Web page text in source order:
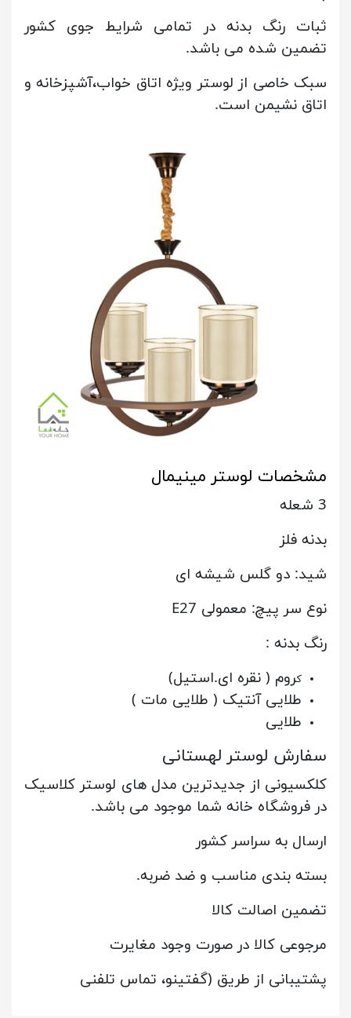
ثبات رنگ بدنه در تمامی شرایط جوی کشور
تضمین شده می باشد.
سبک خاصی از لوستر ویژه اتاق خواب،آشپزخانه و
اتاق نشیمن است.
مشخصات لوستر مینیمال
3 شعله
بدنه فلز
شید: دو گلس شیشه ای
نوع سر پیچ: معمولی E27
رنگ بدنه :
کروم ( نقره ای.استیل)
طلایی آنتیک ( طلایی مات )
طلایی
سفارش لوستر لهستانی
کلکسیونی از جدیدترین مدل های لوستر کلاسیک
در فروشگاه خانه شما موجود می باشد.
ارسال به سراسر کشور
بسته بندی مناسب و ضد ضربه.
تضمین اصالت کالا
مرجوعی کالا در صورت وجود مغایرت
پشتیبانی از طریق (گفتینو، تماس تلفنی